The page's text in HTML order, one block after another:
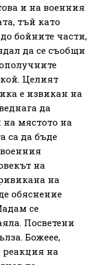
и на военния
тъй като
бойните части,
да се съобщи
Целият
е извикан на
да
на мястото на
са да бъде
на
на
обяснение
се
Посветени
Божеее,
реакция на